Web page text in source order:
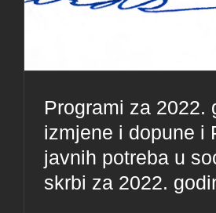
Programi za 2022.
izmjene i dopune i
javnih potreba u
skrbi za 2022.